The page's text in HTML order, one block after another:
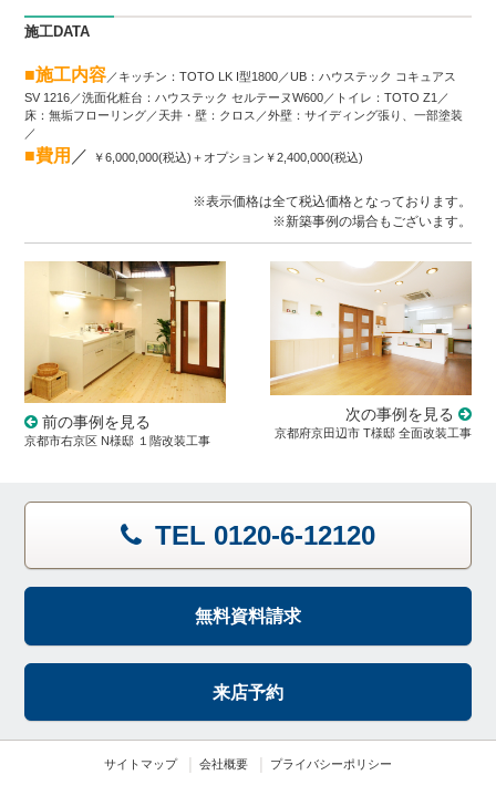
施工DATA
■施工内容 ／キッチン：TOTO LK I型1800／UB：ハウステック コキュアス
SV 1216／洗面化粧台：ハウステック セルテーヌW600／トイレ：TOTO Z1／
床：無垢フローリング／天井・壁：クロス／外壁：サイディング張り、一部塗装
／
■費用 ／ ￥6,000,000(税込)＋オプション￥2,400,000(税込)
※表示価格は全て税込価格となっております。
※新築事例の場合もございます。
前の事例を見る
京都市右京区 N様邸 １階改装工事
次の事例を見る
京都府京田辺市 T様邸 全面改装工事
TEL 0120-6-12120
無料資料請求
来店予約
サイトマップ 会社概要 プライバシーポリシー